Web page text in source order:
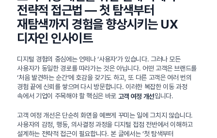
전략적 접근법 — 첫 탐색부터
재탐색까지 경험을 향상시키는 UX
디자인 인사이트
디지털 경험의 중심에는 언제나 ‘사용자’가 있습니다. 그러나 모든
사용자가 동일한 경로를 따라가는 것은 아닙니다. 어떤 고객은 브랜드를
‘처음 발견하는 순간’에 호감을 갖기도 하고, 또 다른 고객은 여러 번의
경험 끝에 신뢰를 쌓으며 다시 방문합니다. 이러한 복잡한 이동 과정
속에서 기업이 주목해야 할 핵심은 바로 고객 여정 개선입니다.
고객 여정 개선은 단순히 화면을 예쁘게 꾸미는 일에 그치지 않습니다.
사용자의 감정, 행동, 의사결정 과정을 디지털 접점 전반에서 이해하고
설계하는 전략적 접근이 필요합니다. 본 글에서는 ‘첫 탐색부터